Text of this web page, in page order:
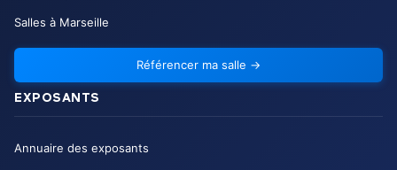
Salles à Marseille
Référencer ma salle →
EXPOSANTS
Annuaire des exposants